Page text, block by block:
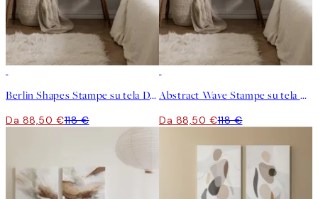
Berlin Shapes Stampe su tela Duo
Da 88,50 €118 €
Abstract Wave Stampe su tela Duo
Da 88,50 €118 €